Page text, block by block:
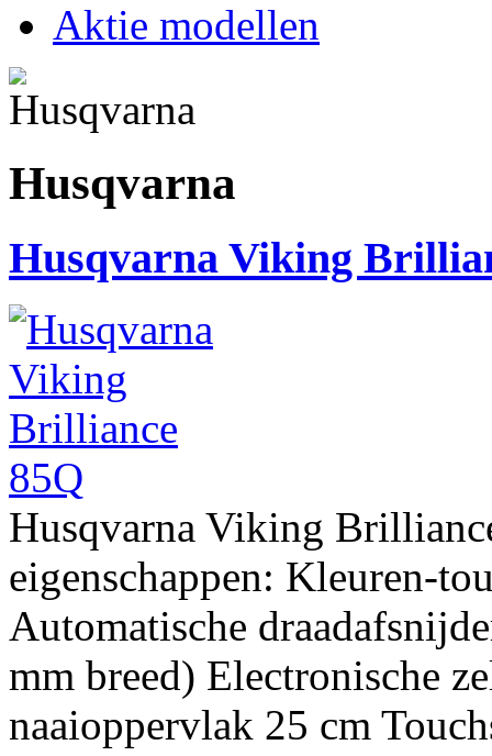
Aktie modellen
Husqvarna
Husqvarna Viking
Husqvarna Viking
eigenschappen: Kleuren-
Automatische
mm breed) Electronische
naaioppervlak 25 cm